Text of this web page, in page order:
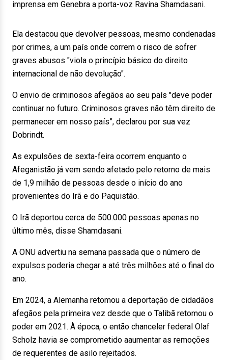
imprensa em Genebra a porta-voz Ravina Shamdasani.
Ela destacou que devolver pessoas, mesmo condenadas
por crimes, a um país onde correm o risco de sofrer
graves abusos "viola o princípio básico do direito
internacional de não devolução".
O envio de criminosos afegãos ao seu país "deve poder
continuar no futuro. Criminosos graves não têm direito de
permanecer em nosso país”, declarou por sua vez
Dobrindt.
As expulsões de sexta-feira ocorrem enquanto o
Afeganistão já vem sendo afetado pelo retorno de mais
de 1,9 milhão de pessoas desde o início do ano
provenientes do Irã e do Paquistão.
O Irã deportou cerca de 500.000 pessoas apenas no
último mês, disse Shamdasani.
A ONU advertiu na semana passada que o número de
expulsos poderia chegar a até três milhões até o final do
ano.
Em 2024, a Alemanha retomou a deportação de cidadãos
afegãos pela primeira vez desde que o Talibã retomou o
poder em 2021. À época, o então chanceler federal Olaf
Scholz havia se comprometido aaumentar as remoções
de requerentes de asilo rejeitados.